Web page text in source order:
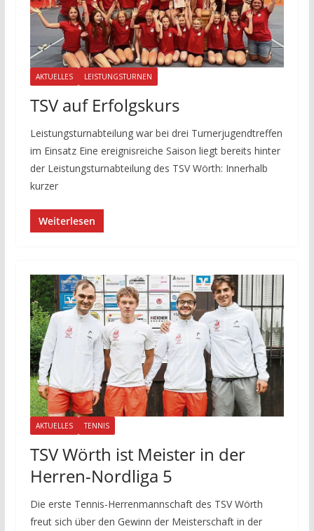
AKTUELLES LEISTUNGSTURNEN
TSV auf Erfolgskurs
Leistungsturnabteilung war bei drei Turnerjugendtreffen
im Einsatz Eine ereignisreiche Saison liegt bereits hinter
der Leistungsturnabteilung des TSV Wörth: Innerhalb
kurzer
Weiterlesen
AKTUELLES TENNIS
TSV Wörth ist Meister in der
Herren-Nordliga 5
Die erste Tennis-Herrenmannschaft des TSV Wörth
freut sich über den Gewinn der Meisterschaft in der